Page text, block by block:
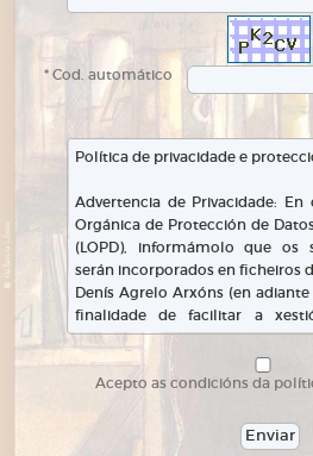
* Cod. automático
Acepto as condicións da